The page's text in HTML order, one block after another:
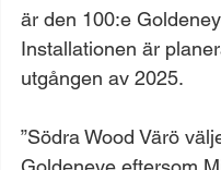
är den 100:e
Installationen är
utgången av 2025.
”Södra Wood Värö